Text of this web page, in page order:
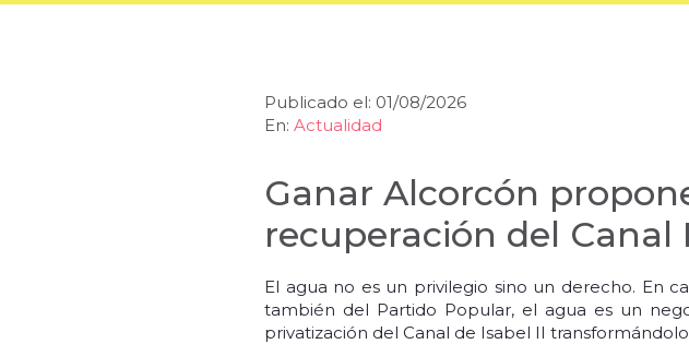
Publicado el: 01/08/2026
En: Actualidad
Ganar Alcorcón
recuperación del Canal
El agua no es un privilegio sino un derecho. En
también del Partido Popular, el agua es un
privatización del Canal de Isabel II